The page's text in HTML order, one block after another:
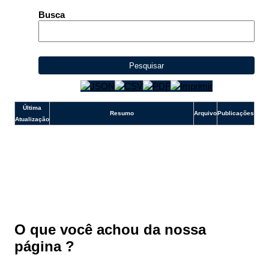
Busca
Pesquisar
Última
Atualização
Resumo ArquivoPublicações
O que você achou da nossa
página ?